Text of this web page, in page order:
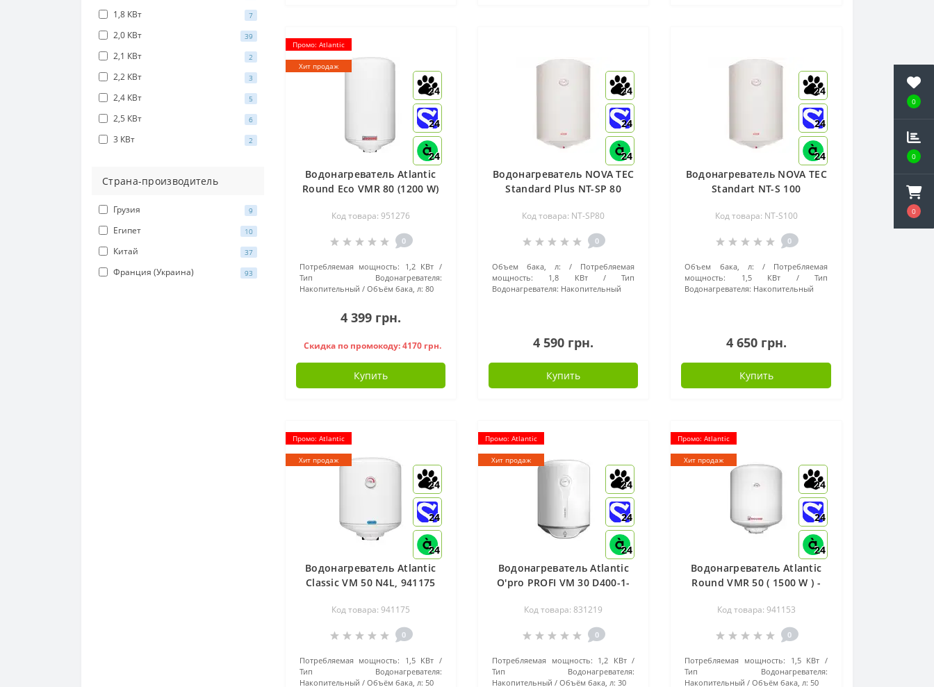
0
0
0
1,8 КВт 7
2,0 КВт 39
2,1 КВт 2
2,2 КВт 3
2,4 КВт 5
2,5 КВт 6
3 КВт 2
Страна-производитель
Грузия 9
Египет 10
Китай 37
Франция (Украина) 93
Промо: Atlantic
Хит продаж
24
24
24
Водонагреватель Atlantic
Round Eco VMR 80 (1200 W)
Код товара: 951276
0
Потребляемая мощность:
1,2 КВт
Тип Водонагревателя:
Накопительный
Объём бака, л: 80
4 399 грн.
Скидка по промокоду: 4170 грн.
Купить
24
24
24
Водонагреватель NOVA TEC
Standard Plus NT-SP 80
Код товара: NT-SP80
0
Объем бака, л:
Потребляемая
мощность:
1,8 КВт
Тип
Водонагревателя: Накопительный
4 590 грн.
Купить
24
24
24
Водонагреватель NOVA TEC
Standart NT-S 100
Код товара: NT-S100
0
Объем бака, л:
Потребляемая
мощность:
1,5 КВт
Тип
Водонагревателя: Накопительный
4 650 грн.
Купить
Промо: Atlantic
Хит продаж
24
24
24
Водонагреватель Atlantic
Classic VM 50 N4L, 941175
Код товара: 941175
0
Потребляемая мощность:
1,5 КВт
Тип Водонагревателя:
Накопительный
Объём бака, л: 50
Промо: Atlantic
Хит продаж
24
24
24
Водонагреватель Atlantic
O'pro PROFI VM 30 D400-1-
Код товара: 831219
0
Потребляемая мощность: 1,2 КВт
Тип Водонагревателя:
Накопительный
Объём бака, л: 30
Промо: Atlantic
Хит продаж
24
24
24
Водонагреватель Atlantic
Round VMR 50 ( 1500 W ) -
Код товара: 941153
0
Потребляемая мощность:
1,5 КВт
Тип Водонагревателя:
Накопительный
Объём бака, л: 50